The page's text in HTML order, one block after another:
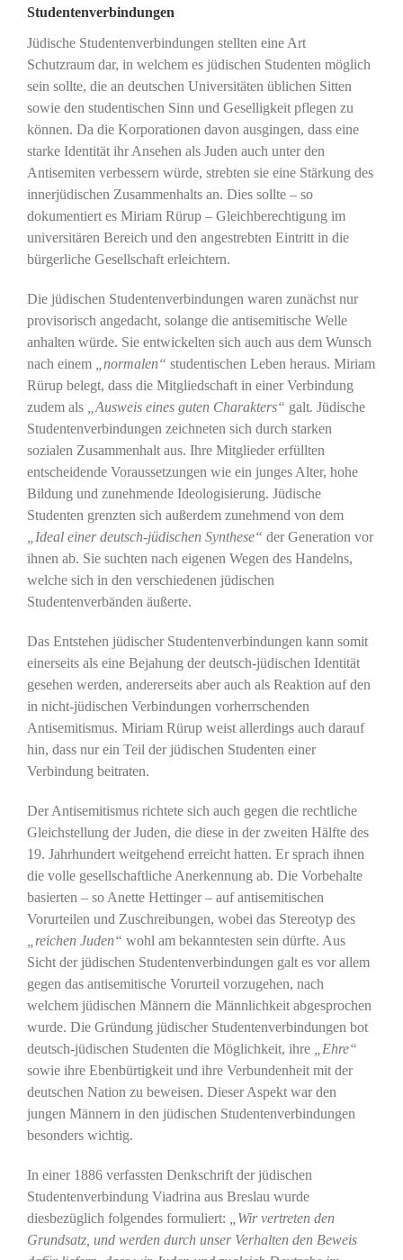
Studentenverbindungen
Jüdische Studentenverbindungen stellten eine Art
Schutzraum dar, in welchem es jüdischen Studenten möglich
sein sollte, die an deutschen Universitäten üblichen Sitten
sowie den studentischen Sinn und Geselligkeit pflegen zu
können. Da die Korporationen davon ausgingen, dass eine
starke Identität ihr Ansehen als Juden auch unter den
Antisemiten verbessern würde, strebten sie eine Stärkung des
innerjüdischen Zusammenhalts an. Dies sollte – so
dokumentiert es Miriam Rürup – Gleichberechtigung im
universitären Bereich und den angestrebten Eintritt in die
bürgerliche Gesellschaft erleichtern.
Die jüdischen Studentenverbindungen waren zunächst nur
provisorisch angedacht, solange die antisemitische Welle
anhalten würde. Sie entwickelten sich auch aus dem Wunsch
nach einem „normalen“ studentischen Leben heraus. Miriam
Rürup belegt, dass die Mitgliedschaft in einer Verbindung
zudem als „Ausweis eines guten Charakters“ galt. Jüdische
Studentenverbindungen zeichneten sich durch starken
sozialen Zusammenhalt aus. Ihre Mitglieder erfüllten
entscheidende Voraussetzungen wie ein junges Alter, hohe
Bildung und zunehmende Ideologisierung. Jüdische
Studenten grenzten sich außerdem zunehmend von dem
„Ideal einer deutsch-jüdischen Synthese“ der Generation vor
ihnen ab. Sie suchten nach eigenen Wegen des Handelns,
welche sich in den verschiedenen jüdischen
Studentenverbänden äußerte.
Das Entstehen jüdischer Studentenverbindungen kann somit
einerseits als eine Bejahung der deutsch-jüdischen Identität
gesehen werden, andererseits aber auch als Reaktion auf den
in nicht-jüdischen Verbindungen vorherrschenden
Antisemitismus. Miriam Rürup weist allerdings auch darauf
hin, dass nur ein Teil der jüdischen Studenten einer
Verbindung beitraten.
Der Antisemitismus richtete sich auch gegen die rechtliche
Gleichstellung der Juden, die diese in der zweiten Hälfte des
19. Jahrhundert weitgehend erreicht hatten. Er sprach ihnen
die volle gesellschaftliche Anerkennung ab. Die Vorbehalte
basierten – so Anette Hettinger – auf antisemitischen
Vorurteilen und Zuschreibungen, wobei das Stereotyp des
„reichen Juden“ wohl am bekanntesten sein dürfte. Aus
Sicht der jüdischen Studentenverbindungen galt es vor allem
gegen das antisemitische Vorurteil vorzugehen, nach
welchem jüdischen Männern die Männlichkeit abgesprochen
wurde. Die Gründung jüdischer Studentenverbindungen bot
deutsch-jüdischen Studenten die Möglichkeit, ihre „Ehre“
sowie ihre Ebenbürtigkeit und ihre Verbundenheit mit der
deutschen Nation zu beweisen. Dieser Aspekt war den
jungen Männern in den jüdischen Studentenverbindungen
besonders wichtig.
In einer 1886 verfassten Denkschrift der jüdischen
Studentenverbindung Viadrina aus Breslau wurde
diesbezüglich folgendes formuliert: „Wir vertreten den
Grundsatz, und werden durch unser Verhalten den Beweis